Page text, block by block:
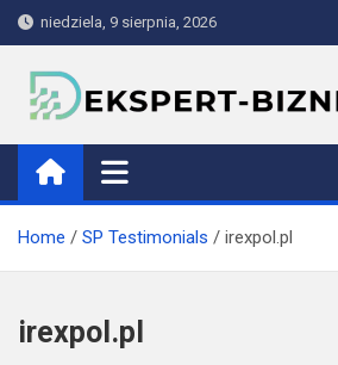
Skip
to
content
niedziela, 9 sierpnia, 2026
ekspert-
Home SP Testimonials irexpol.pl
irexpol.pl